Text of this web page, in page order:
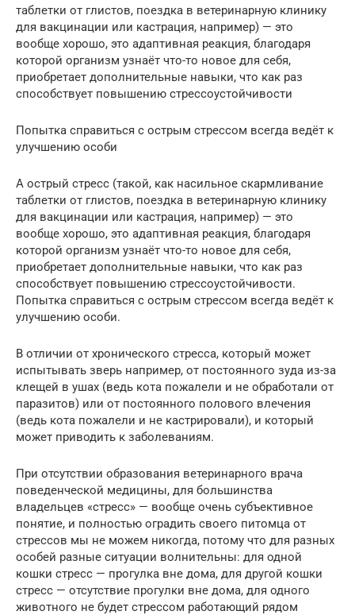
таблетки от глистов, поездка в ветеринарную клинику
для вакцинации или кастрация, например) — это
вообще хорошо, это адаптивная реакция, благодаря
которой организм узнаёт что-то новое для себя,
приобретает дополнительные навыки, что как раз
способствует повышению стрессоустойчивости
Попытка справиться с острым стрессом всегда ведёт к
улучшению особи
А острый стресс (такой, как насильное скармливание
таблетки от глистов, поездка в ветеринарную клинику
для вакцинации или кастрация, например) — это
вообще хорошо, это адаптивная реакция, благодаря
которой организм узнаёт что-то новое для себя,
приобретает дополнительные навыки, что как раз
способствует повышению стрессоустойчивости.
Попытка справиться с острым стрессом всегда ведёт к
улучшению особи.
В отличии от хронического стресса, который может
испытывать зверь например, от постоянного зуда из-за
клещей в ушах (ведь кота пожалели и не обработали от
паразитов) или от постоянного полового влечения
(ведь кота пожалели и не кастрировали), и который
может приводить к заболеваниям.
При отсутствии образования ветеринарного врача
поведенческой медицины, для большинства
владельцев «стресс» — вообще очень субъективное
понятие, и полностью оградить своего питомца от
стрессов мы не можем никогда, потому что для разных
особей разные ситуации волнительны: для одной
кошки стресс — прогулка вне дома, для другой кошки
стресс — отсутствие прогулки вне дома, для одного
животного не будет стрессом работающий рядом